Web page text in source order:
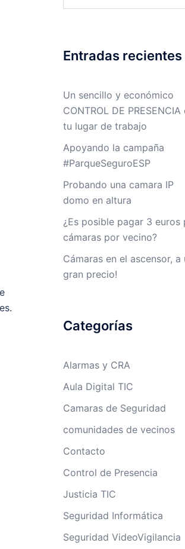
Entradas recientes
Un sencillo y económico
CONTROL DE PRESENCIA
tu lugar de trabajo
Apoyando la campaña
#ParqueSeguroESP
Probando una camara IP
domo en altura
¿Es posible pagar 3 euros
cámaras por vecino?
Cámaras en el ascensor, a
gran precio!
Categorías
Alarmas y CRA
Aula Digital TIC
Camaras de Seguridad
comunidades de vecinos
Contacto
Control de Presencia
Justicia TIC
Seguridad Informática
Seguridad VideoVigilancia